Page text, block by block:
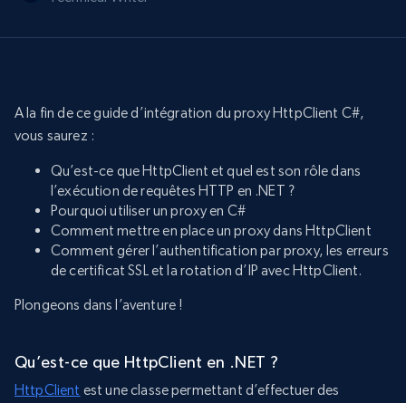
A la fin de ce guide d’intégration du proxy HttpClient C#,
vous saurez :
Qu’est-ce que HttpClient et quel est son rôle dans
l’exécution de requêtes HTTP en .NET ?
Pourquoi utiliser un proxy en C#
Comment mettre en place un proxy dans HttpClient
Comment gérer l’authentification par proxy, les erreurs
de certificat SSL et la rotation d’IP avec HttpClient.
Plongeons dans l’aventure !
Qu’est-ce que HttpClient en .NET ?
HttpClient est une classe permettant d’effectuer des